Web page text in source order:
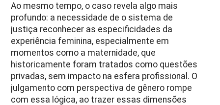
Ao mesmo tempo, o caso revela algo mais
profundo: a necessidade de o sistema de
justiça reconhecer as especificidades da
experiência feminina, especialmente em
momentos como a maternidade, que
historicamente foram tratados como questões
privadas, sem impacto na esfera profissional. O
julgamento com perspectiva de gênero rompe
com essa lógica, ao trazer essas dimensões